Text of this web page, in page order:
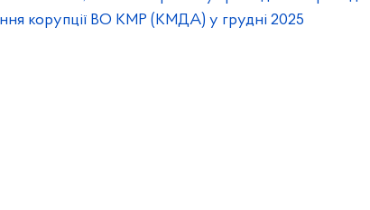
корупції ВО КМР (КМДА) у грудні 2025